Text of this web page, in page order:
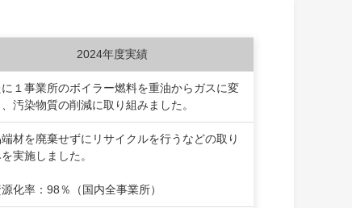
2024年度実績
に１事業所のボイラー燃料を重油からガスに変
汚染物質の削減に取り組みました。
材を廃棄せずにリサイクルを行うなどの取り
実施しました。
化率：98％（国内全事業所）